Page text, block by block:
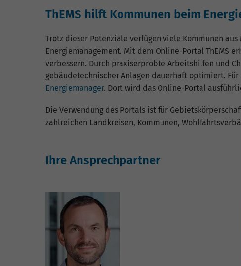
ThEMS hilft Kommunen beim
Trotz dieser Potenziale verfügen viele Kommunen
Energiemanagement. Mit dem Online-Portal ThEMS
verbessern. Durch praxiserprobte Arbeitshilfen und
gebäudetechnischer Anlagen dauerhaft optimiert.
Energiemanager. Dort wird das Online-Portal
Die Verwendung des Portals ist für
zahlreichen Landkreisen, Kommunen,
Ihre Ansprechpartner